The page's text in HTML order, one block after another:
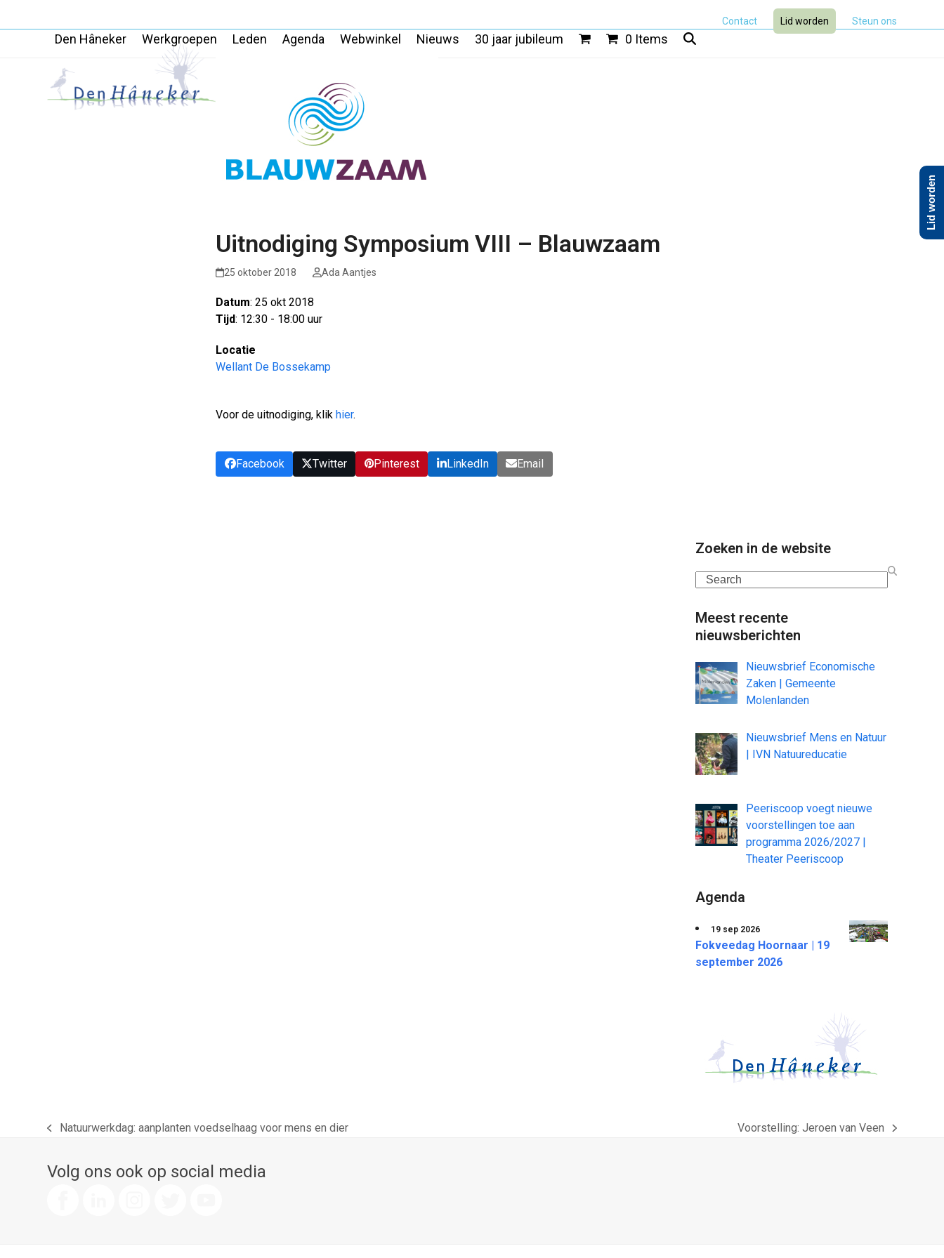
Contact Lid worden Steun ons
Den Hâneker Werkgroepen Leden Agenda Webwinkel Nieuws 30 jaar jubileum 0 Items
Uitnodiging Symposium VIII – Blauwzaam
25 oktober 2018 Ada Aantjes
Datum: 25 okt 2018
Tijd: 12:30 - 18:00 uur
Locatie
Wellant De Bossekamp
Voor de uitnodiging, klikhier.
Facebook Twitter Pinterest LinkedIn Email
Zoeken in de website
Search
Meest recente
nieuwsberichten
Nieuwsbrief Economische
Zaken | Gemeente
Molenlanden
Nieuwsbrief Mens en Natuur
| IVN Natuureducatie
Peeriscoop voegt nieuwe
voorstellingen toe aan
programma 2026/2027 |
Theater Peeriscoop
Agenda
19 sep 2026
Fokveedag Hoornaar | 19
september 2026
previous
Natuurwerkdag: aanplanten voedselhaag voor mens en dier
next
Voorstelling: Jeroen van Veen
Volg ons ook op social media
Lid worden